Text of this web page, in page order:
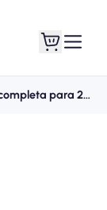
Ventajas de cambiarse a eSIM: Guía completa para 2026